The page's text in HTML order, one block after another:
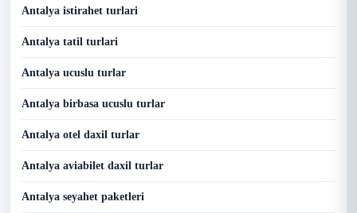
Antalya istirahet turlari
Antalya tatil turlari
Antalya ucuslu turlar
Antalya birbasa ucuslu turlar
Antalya otel daxil turlar
Antalya aviabilet daxil turlar
Antalya seyahet paketleri